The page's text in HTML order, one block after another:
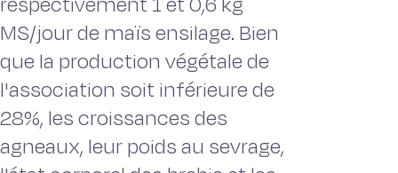
MS/jour de maïs ensilage. Bien
que la production végétale de
l'association soit inférieure de
28%, les croissances des
agneaux, leur poids au sevrage,